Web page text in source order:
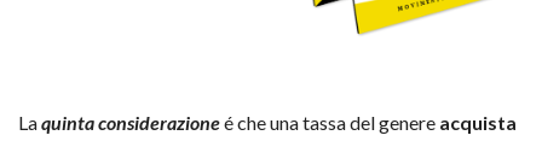
Laquinta considerazioneé che una tassa del genere acquista